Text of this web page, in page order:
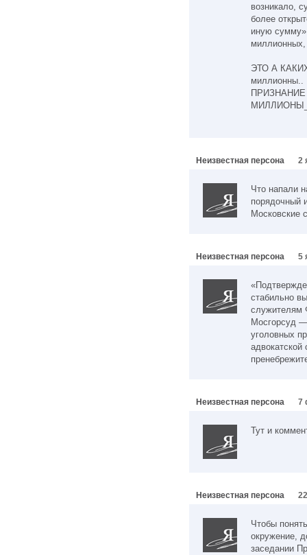
возникало,
более
иную
миллионных,
ЭТО А
миллионны..
Неизвестная персона 2
Что напали
порядочный
Московские
Неизвестная персона 5
стабильно
служителям
Мосгорсуд —
уголовных
Неизвестная персона 7
Тут и
Неизвестная персона
Чтобы
окружение,
заседании